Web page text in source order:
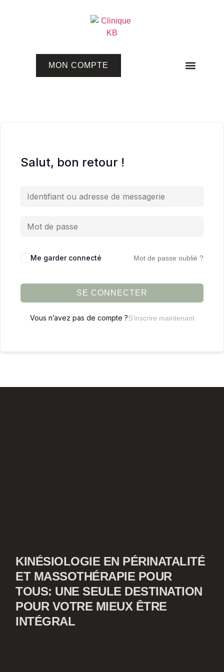
MON COMPTE
Salut, bon retour !
Me garder connecté Mot de passe oublié ?
SE CONNECTER
Vous n’avez pas de compte ?S’inscrire maintenant
KINÉSIOLOGIE EN PÉRINATALITÉ
ET MASSOTHÉRAPIE POUR
TOUS: UNE SEULE DESTINATION
POUR VOTRE MIEUX ÊTRE
INTÉGRAL